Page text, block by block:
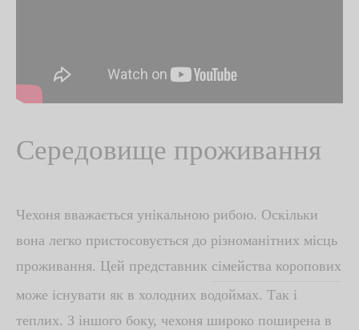
Середовище проживання
Чехоня вважається унікальною рибою. Оскільки
вона легко пристосовується до різноманітних місць
проживання. Цей представник сімейства коропових
може існувати як в холодних водоймах. Так і
теплих. З іншого боку, чехоня широко поширена в